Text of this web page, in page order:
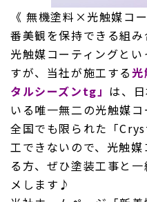
《 無機塗料×光触媒コ
番美観を保持できる組み
光触媒コーティングと
すが、当社が施工する光
タルシーズンtg」 は、
いる唯一無二の光触媒コ
全国でも限られた「
工できないので、光触
る方、ぜひ塗装工事と
メします♪